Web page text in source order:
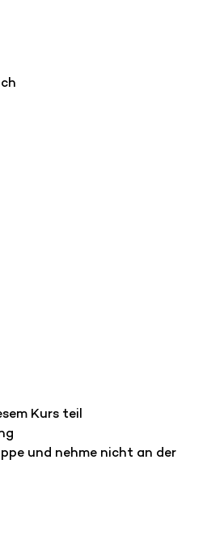
Kurs teil
und nehme nicht an der